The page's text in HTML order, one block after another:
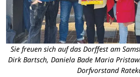
Sie freuen sich auf das Dorffest am
Dirk Bartsch, Daniela Bade Maria
Dorfvorstand